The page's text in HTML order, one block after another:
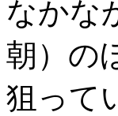
なかな
朝）の
狙って